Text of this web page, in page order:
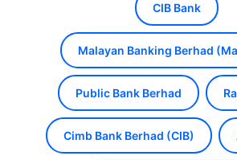
CIB Bank
Malayan Banking Berhad
Public Bank Berhad
Cimb Bank Berhad (CIB)